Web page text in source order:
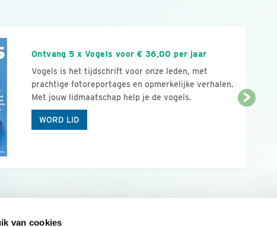
van cookies
Ontvang 5 x Vogels voor € 36,00 per jaar
Vogels is het tijdschrift voor onze leden, met
prachtige fotoreportages en opmerkelijke verhalen.
Met jouw lidmaatschap help je de vogels.
WORD LID